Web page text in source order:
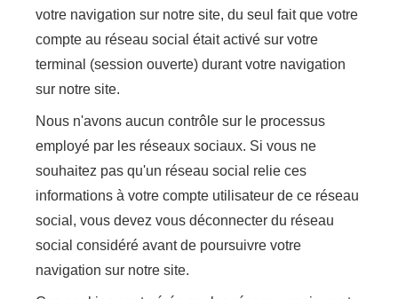
votre navigation sur notre site, du seul fait que votre
compte au réseau social était activé sur votre
terminal (session ouverte) durant votre navigation
sur notre site.
Nous n'avons aucun contrôle sur le processus
employé par les réseaux sociaux. Si vous ne
souhaitez pas qu'un réseau social relie ces
informations à votre compte utilisateur de ce réseau
social, vous devez vous déconnecter du réseau
social considéré avant de poursuivre votre
navigation sur notre site.